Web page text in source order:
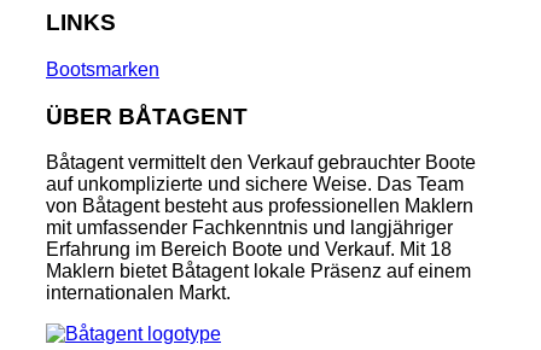
LINKS
Bootsmarken
ÜBER BÅTAGENT
Båtagent vermittelt den Verkauf gebrauchter Boote
auf unkomplizierte und sichere Weise. Das Team
von Båtagent besteht aus professionellen Maklern
mit umfassender Fachkenntnis und langjähriger
Erfahrung im Bereich Boote und Verkauf. Mit 18
Maklern bietet Båtagent lokale Präsenz auf einem
internationalen Markt.